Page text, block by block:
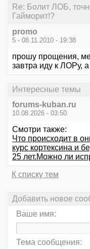
Re: Болит ЛОБ,
Гайморит!?
promo
5 - 08.11.2010 - 19:38
прошу прощения,
завтра иду к ЛОРу,
Интересные темы
forums-kuban.ru
10.08.2026 - 03:50
Смотри также:
Что происходит в
курс кортексина и
25 лет.Можно ли
К списку тем
Добавить новое
Ваше имя:
Тема сообщения: